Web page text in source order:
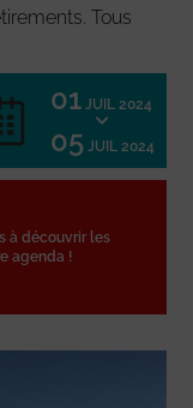
Tous
01 JUIL 2024
05 JUIL 2024
à découvrir les
agenda !